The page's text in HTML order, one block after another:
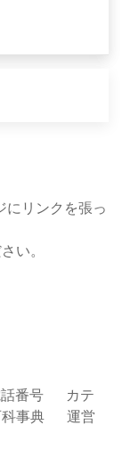
にリンクを張っ
い。
番号
カテ
事典
運営